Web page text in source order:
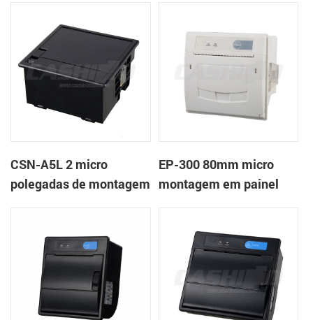
CSN-A5L 2 micro
polegadas de montagem
EP-300 80mm micro
montagem em painel